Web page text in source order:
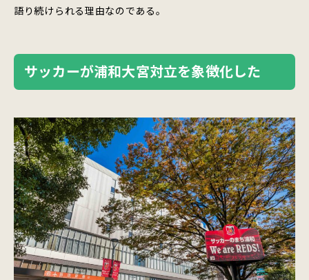
語り続けられる理由なのである。
サッカーが浦和大宮対立を象徴化した